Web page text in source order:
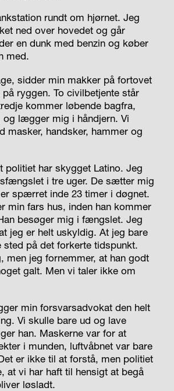
rundt om hjørnet. Jeg
ned over hovedet og går
en dunk med benzin og køber
med.
sidder min makker på fortovet
ryggen. To civilbetjente står
kommer løbende bagfra,
og lægger mig i håndjern. Vi
masker, handsker, hammer og
politiet har skygget Latino. Jeg
i tre uger. De sætter mig
spærret inde 23 timer i døgnet.
min fars hus, inden han kommer
besøger mig i fængslet. Jeg
jeg er helt uskyldig. At jeg bare
sted på det forkerte tidspunkt.
men jeg fornemmer, at han godt
galt. Men vi taler ikke om
min forsvarsadvokat den helt
Vi skulle bare ud og lave
han. Maskerne var for at
i munden, luftvåbnet var bare
er ikke til at forstå, men politiet
at vi har haft til hensigt at begå
løsladt.